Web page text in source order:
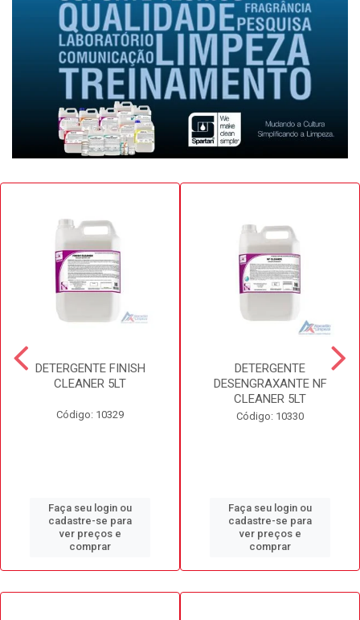
DETERGENTE FINISH
CLEANER 5LT
Código: 10329
Faça seu login ou
cadastre-se para
ver preços e
comprar
DETERGENTE
DESENGRAXANTE NF
CLEANER 5LT
Código: 10330
Faça seu login ou
cadastre-se para
ver preços e
comprar